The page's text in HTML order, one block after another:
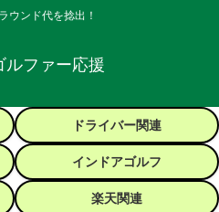
ウンド代を捻出！
ルファー応援
ドライバー関連
インドアゴルフ
楽天関連